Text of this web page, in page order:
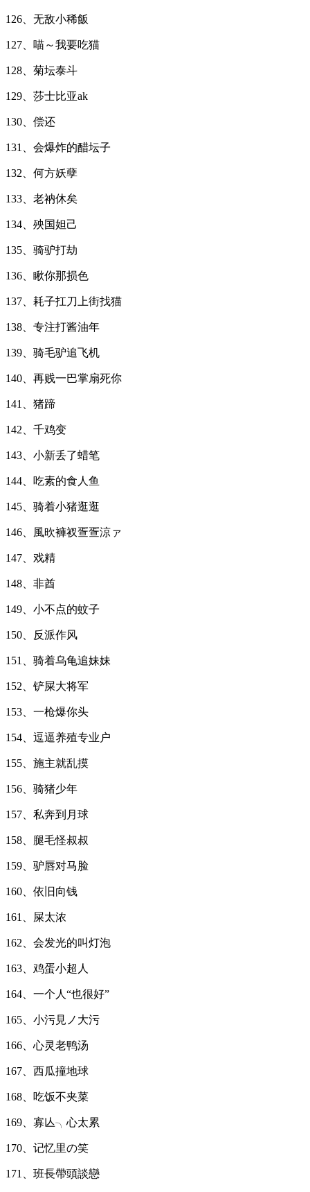
126、无敌小稀飯
127、喵～我要吃猫
128、菊坛泰斗
129、莎士比亚ak
130、偿还
131、会爆炸的醋坛子
132、何方妖孽
133、老衲休矣
134、殃国妲己
135、骑驴打劫
136、瞅你那损色
137、耗子扛刀上街找猫
138、专注打酱油年
139、骑毛驴追飞机
140、再贱一巴掌扇死你
141、猪蹄
142、千鸡变
143、小新丢了蜡笔
144、吃素的食人鱼
145、骑着小猪逛逛
146、風欥褲衩疍疍涼ァ
147、戏精
148、非酋
149、小不点的蚊子
150、反派作风
151、骑着乌龟追妹妹
152、铲屎大将军
153、一枪爆你头
154、逗逼养殖专业户
155、施主就乱摸
156、骑猪少年
157、私奔到月球
158、腿毛怪叔叔
159、驴唇对马脸
160、依旧向钱
161、屎太浓
162、会发光的叫灯泡
163、鸡蛋小超人
164、一个人“也很好”
165、小污見ノ大污
166、心灵老鸭汤
167、西瓜撞地球
168、吃饭不夹菜
169、寡亾╮心太累
170、记忆里の笑
171、班長帶頭談戀